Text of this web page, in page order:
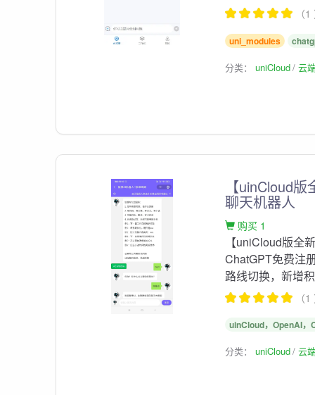
（
uni_modules
分类：uniCloud 云
【uinCloud
聊天机器人
购买 1
【uniCloud版全
ChatGPT免费注
路线切换，新增
（
uinCloud，OpenAI，
分类：uniCloud 云